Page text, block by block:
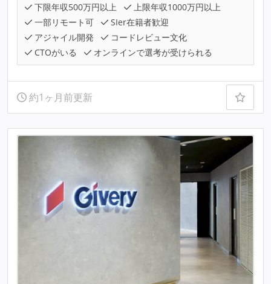
下限年収500万円以上
上限年収1000万円以上
一部リモート可
SIer在籍者歓迎
アジャイル開発
コードレビュー文化
CTOがいる
オンラインで選考が受けられる
約1ヶ月前更新